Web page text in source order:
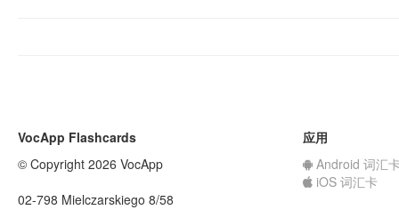
VocApp Flashcards
© Copyright 2026 VocApp
02-798 Mielczarskiego 8/58
应用
Android 词汇
iOS 词汇卡